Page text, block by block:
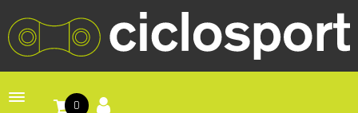
Toggle navigation
0